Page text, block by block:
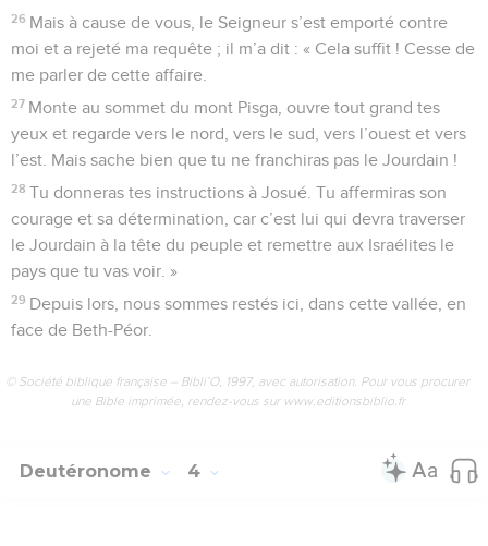
26 Mais à cause de vous, le Seigneur s’est emporté contre
moi et a rejeté ma requête ; il m’a dit : « Cela suffit ! Cesse de
me parler de cette affaire.
27 Monte au sommet du mont Pisga, ouvre tout grand tes
yeux et regarde vers le nord, vers le sud, vers l’ouest et vers
l’est. Mais sache bien que tu ne franchiras pas le Jourdain !
28 Tu donneras tes instructions à Josué. Tu affermiras son
courage et sa détermination, car c’est lui qui devra traverser
le Jourdain à la tête du peuple et remettre aux Israélites le
pays que tu vas voir. »
29 Depuis lors, nous sommes restés ici, dans cette vallée, en
face de Beth-Péor.
© Société biblique française – Bibli’O, 1997, avec autorisation. Pour vous procurer
une Bible imprimée, rendez-vous sur www.editionsbiblio.fr
Deutéronome 4